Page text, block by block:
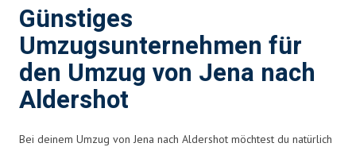
Günstiges
Umzugsunternehmen für
den Umzug von Jena nach
Aldershot
Bei deinem Umzug von Jena nach Aldershot möchtest du natürlich